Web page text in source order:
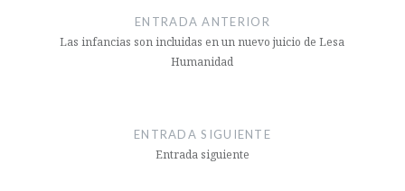
entradas
ENTRADA ANTERIOR
Las infancias son incluidas en un nuevo juicio de Lesa
Humanidad
ENTRADA SIGUIENTE
Entrada siguiente